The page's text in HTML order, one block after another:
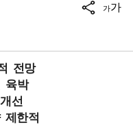
가가
전망
육박
선
한적